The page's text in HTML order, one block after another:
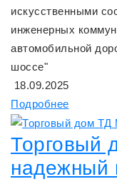
искусственными
инженерных
автомобильной
шоссе"
18.09.2025
Подробнее
Торговый
надежный